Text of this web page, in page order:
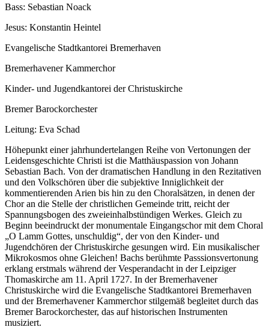
Bass: Sebastian Noack
Jesus: Konstantin Heintel
Evangelische Stadtkantorei Bremerhaven
Bremerhavener Kammerchor
Kinder- und Jugendkantorei der Christuskirche
Bremer Barockorchester
Leitung: Eva Schad
Höhepunkt einer jahrhundertelangen Reihe von Vertonungen der
Leidensgeschichte Christi ist die Matthäuspassion von Johann
Sebastian Bach. Von der dramatischen Handlung in den Rezitativen
und den Volkschören über die subjektive Inniglichkeit der
kommentierenden Arien bis hin zu den Choralsätzen, in denen der
Chor an die Stelle der christlichen Gemeinde tritt, reicht der
Spannungsbogen des zweieinhalbstündigen Werkes. Gleich zu
Beginn beeindruckt der monumentale Eingangschor mit dem Choral
„O Lamm Gottes, unschuldig“, der von den Kinder- und
Jugendchören der Christuskirche gesungen wird. Ein musikalischer
Mikrokosmos ohne Gleichen! Bachs berühmte Passsionsvertonung
erklang erstmals während der Vesperandacht in der Leipziger
Thomaskirche am 11. April 1727. In der Bremerhavener
Christuskirche wird die Evangelische Stadtkantorei Bremerhaven
und der Bremerhavener Kammerchor stilgemäß begleitet durch das
Bremer Barockorchester, das auf historischen Instrumenten
musiziert.